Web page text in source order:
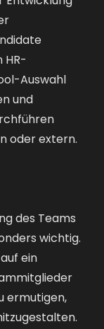
HR-
Auswahl
und
oder extern.
des Teams
wichtig.
ein
ermutigen,